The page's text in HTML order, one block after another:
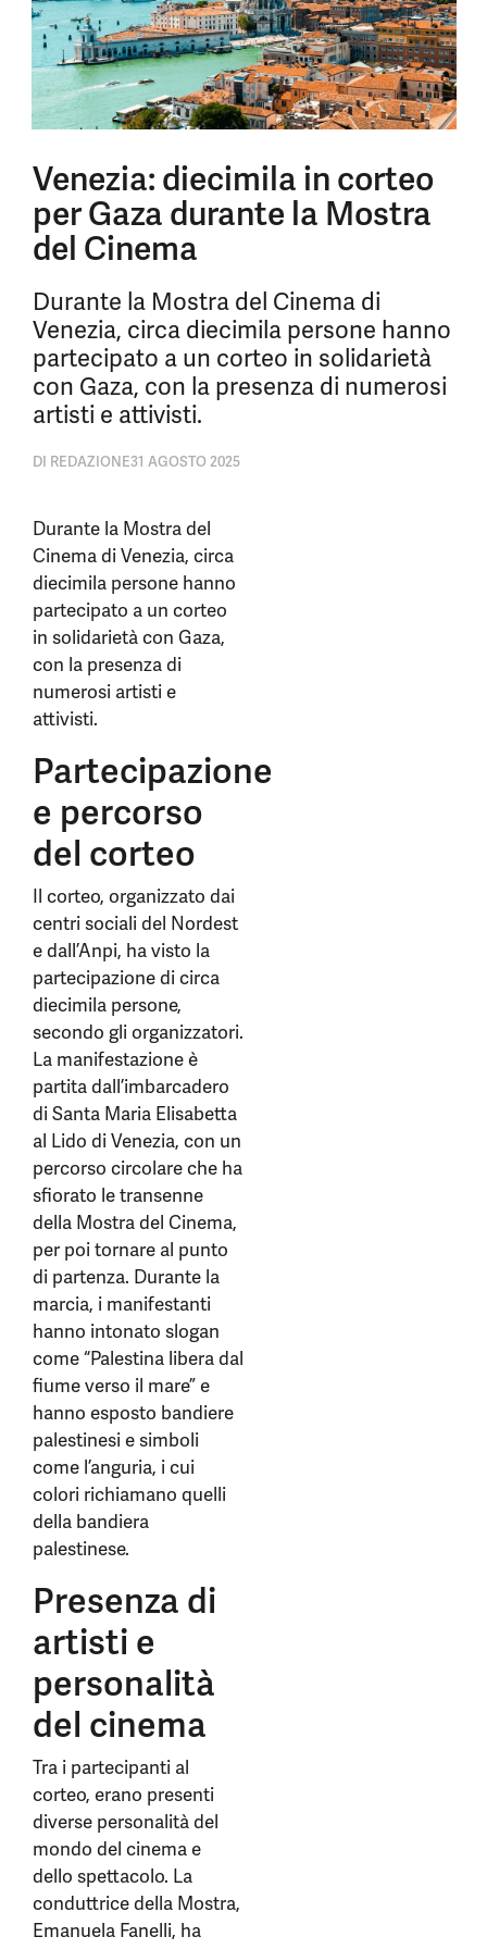
Venezia: diecimila in corteo
per Gaza durante la Mostra
del Cinema
Durante la Mostra del Cinema di
Venezia, circa diecimila persone hanno
partecipato a un corteo in solidarietà
con Gaza, con la presenza di numerosi
artisti e attivisti.
DI REDAZIONE31 AGOSTO 2025
Durante la Mostra del
Cinema di Venezia, circa
diecimila persone hanno
partecipato a un corteo
in solidarietà con Gaza,
con la presenza di
numerosi artisti e
attivisti.
Partecipazione
e percorso
del corteo
Il corteo, organizzato dai
centri sociali del Nordest
e dall’Anpi, ha visto la
partecipazione di circa
diecimila persone,
secondo gli organizzatori.
La manifestazione è
partita dall’imbarcadero
di Santa Maria Elisabetta
al Lido di Venezia, con un
percorso circolare che ha
sfiorato le transenne
della Mostra del Cinema,
per poi tornare al punto
di partenza. Durante la
marcia, i manifestanti
hanno intonato slogan
come “Palestina libera dal
fiume verso il mare” e
hanno esposto bandiere
palestinesi e simboli
come l’anguria, i cui
colori richiamano quelli
della bandiera
palestinese.
Presenza di
artisti e
personalità
del cinema
Tra i partecipanti al
corteo, erano presenti
diverse personalità del
mondo del cinema e
dello spettacolo. La
conduttrice della Mostra,
Emanuela Fanelli, ha